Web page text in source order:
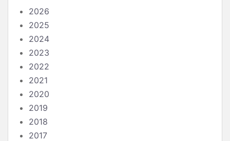
2026
2025
2024
2023
2022
2021
2020
2019
2018
2017